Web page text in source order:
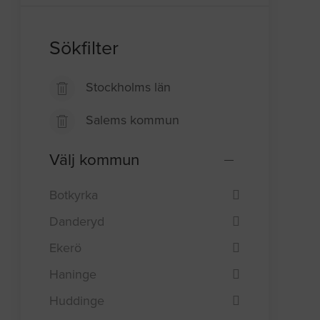
Sökfilter
Stockholms län
Salems kommun
Välj kommun
Botkyrka
Danderyd
Ekerö
Haninge
Huddinge